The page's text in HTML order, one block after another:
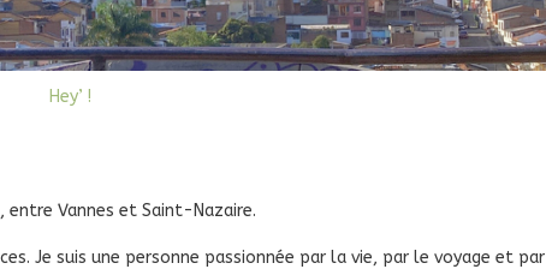
Hey’ !
entre Vannes et Saint-Nazaire.
Je suis une personne passionnée par la vie, par le voyage et par